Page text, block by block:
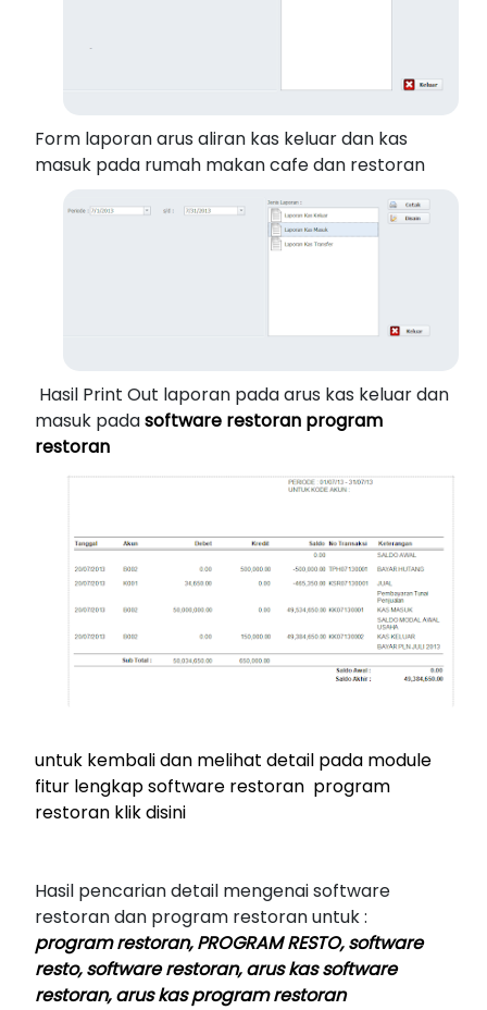
Form laporan arus aliran kas keluar dan kas
masuk pada rumah makan cafe dan restoran
Hasil Print Out laporan pada arus kas keluar dan
masuk padasoftware restoran program
restoran
untuk kembali dan melihat detail pada module
fitur lengkap software restoran program
restoran klik disini
Hasil pencarian detail mengenai software
restoran dan program restoran untuk :
program restoran, PROGRAM RESTO, software
resto, software restoran, arus kas software
restoran, arus kas program restoran